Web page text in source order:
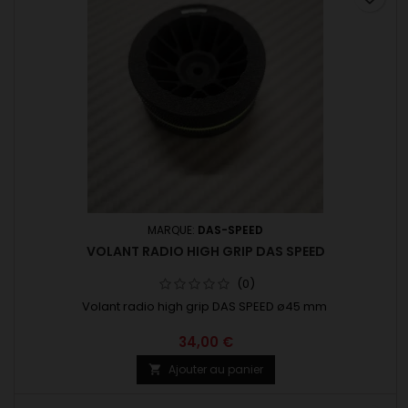
MARQUE: DAS-SPEED
VOLANT RADIO HIGH GRIP DAS SPEED
(0)
Volant radio high grip DAS SPEED ø45 mm
34,00 €
 Ajouter au panier